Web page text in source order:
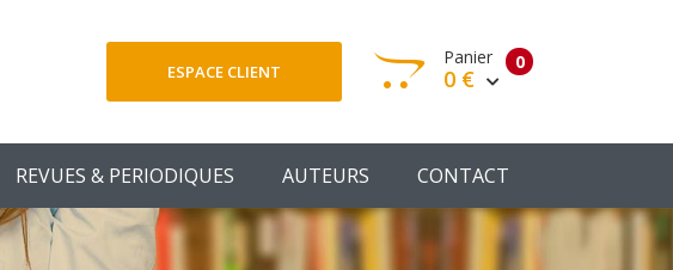
ESPACE CLIENT 0
Panier
0 €
Votre panier est vide
Votre Panier
REVUES & PERIODIQUES AUTEURS CONTACT